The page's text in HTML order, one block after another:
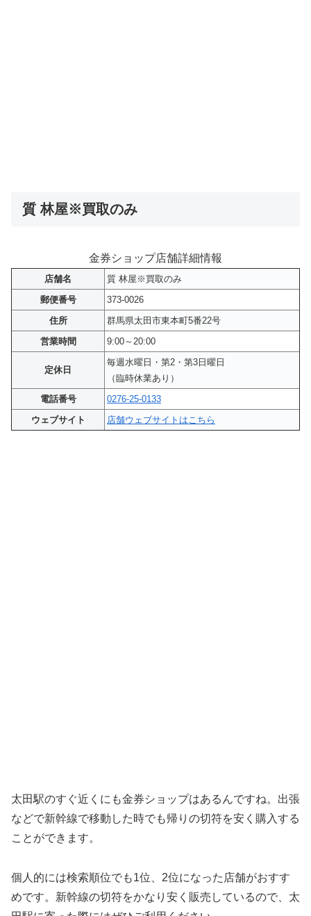
質 林屋※買取のみ
金券ショップ店舗詳細情報
店舗名
質 林屋※買取のみ
郵便番号
373-0026
住所
群馬県太田市東本町5番22号
営業時間
9:00～20:00
定休日
毎週水曜日・第2・第3日曜日
（臨時休業あり）
電話番号
0276-25-0133
ウェブサイト
店舗ウェブサイトはこちら
太田駅のすぐ近くにも金券ショップはあるんですね。出張
などで新幹線で移動した時でも帰りの切符を安く購入する
ことができます。
個人的には検索順位でも1位、2位になった店舗がおすす
めです。新幹線の切符をかなり安く販売しているので、太